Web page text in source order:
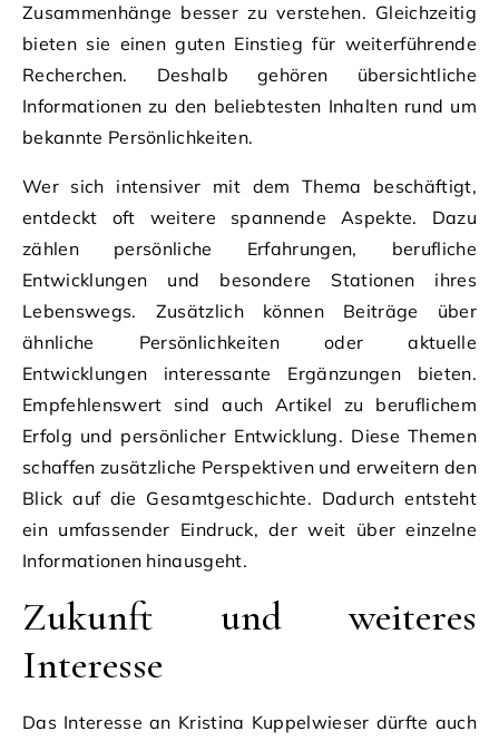
Zusammenhänge besser zu verstehen. Gleichzeitig
bieten sie einen guten Einstieg für weiterführende
Recherchen. Deshalb gehören übersichtliche
Informationen zu den beliebtesten Inhalten rund um
bekannte Persönlichkeiten.
Wer sich intensiver mit dem Thema beschäftigt,
entdeckt oft weitere spannende Aspekte. Dazu
zählen persönliche Erfahrungen, berufliche
Entwicklungen und besondere Stationen ihres
Lebenswegs. Zusätzlich können Beiträge über
ähnliche Persönlichkeiten oder aktuelle
Entwicklungen interessante Ergänzungen bieten.
Empfehlenswert sind auch Artikel zu beruflichem
Erfolg und persönlicher Entwicklung. Diese Themen
schaffen zusätzliche Perspektiven und erweitern den
Blick auf die Gesamtgeschichte. Dadurch entsteht
ein umfassender Eindruck, der weit über einzelne
Informationen hinausgeht.
Zukunft und weiteres
Interesse
Das Interesse an Kristina Kuppelwieser dürfte auch